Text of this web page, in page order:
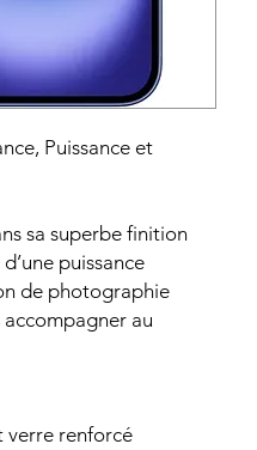
Puissance et
sa superbe finition
puissance
de photographie
au
verre renforcé